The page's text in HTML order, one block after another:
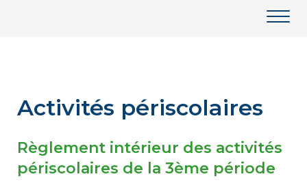
Activités périscolaires
Règlement intérieur des activités
périscolaires de la 3ème période